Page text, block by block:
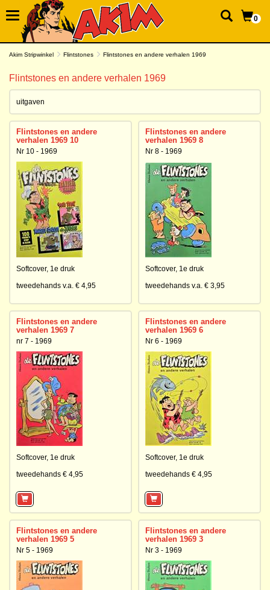
0
Akim Stripwinkel Flintstones Flintstones en andere verhalen 1969
Flintstones en andere verhalen 1969
uitgaven
Flintstones en andere
verhalen 1969 10
Nr 10 - 1969
Softcover, 1e druk
tweedehands v.a. € 4,95
Flintstones en andere
verhalen 1969 8
Nr 8 - 1969
Softcover, 1e druk
tweedehands v.a. € 3,95
Flintstones en andere
verhalen 1969 7
nr 7 - 1969
Softcover, 1e druk
tweedehands € 4,95
Flintstones en andere
verhalen 1969 6
Nr 6 - 1969
Softcover, 1e druk
tweedehands € 4,95
Flintstones en andere
verhalen 1969 5
Nr 5 - 1969
Flintstones en andere
verhalen 1969 3
Nr 3 - 1969